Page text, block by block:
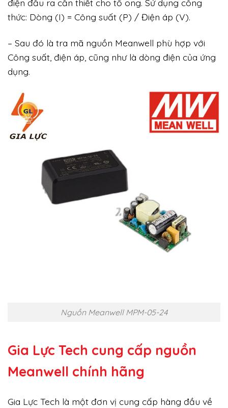
điện đầu ra cần thiết cho tổ ong. Sử dụng công
thức: Dòng (I) = Công suất (P) / Điện áp (V).
– Sau đó là tra mã nguồn Meanwell phù hợp với
Công suất, điện áp, cũng như là dòng điện của ứng
dụng.
Nguồn Meanwell MPM-05-24
Gia Lực Tech cung cấp nguồn
Meanwell chính hãng
Gia Lực Tech là một đơn vị cung cấp hàng đầu về